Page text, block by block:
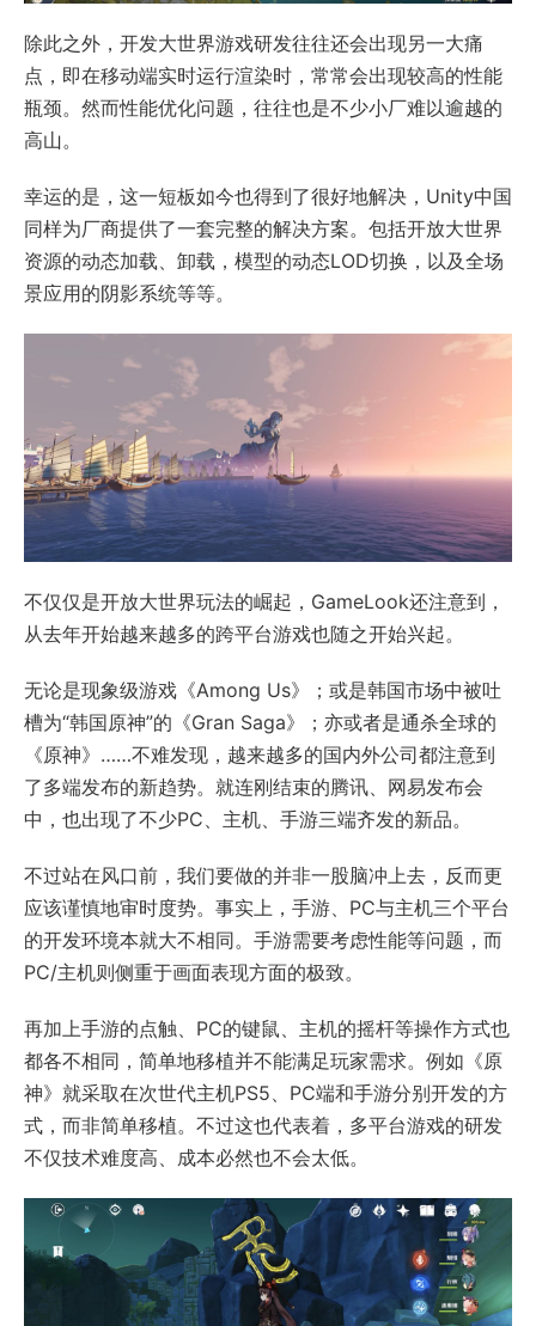
除此之外，开发大世界游戏研发往往还会出现另一大痛
点，即在移动端实时运行渲染时，常常会出现较高的性能
瓶颈。然而性能优化问题，往往也是不少小厂难以逾越的
高山。
幸运的是，这一短板如今也得到了很好地解决，Unity中国
同样为厂商提供了一套完整的解决方案。包括开放大世界
资源的动态加载、卸载，模型的动态LOD切换，以及全场
景应用的阴影系统等等。
不仅仅是开放大世界玩法的崛起，GameLook还注意到，
从去年开始越来越多的跨平台游戏也随之开始兴起。
无论是现象级游戏《Among Us》；或是韩国市场中被吐
槽为“韩国原神”的《Gran Saga》；亦或者是通杀全球的
《原神》……不难发现，越来越多的国内外公司都注意到
了多端发布的新趋势。就连刚结束的腾讯、网易发布会
中，也出现了不少PC、主机、手游三端齐发的新品。
不过站在风口前，我们要做的并非一股脑冲上去，反而更
应该谨慎地审时度势。事实上，手游、PC与主机三个平台
的开发环境本就大不相同。手游需要考虑性能等问题，而
PC/主机则侧重于画面表现方面的极致。
再加上手游的点触、PC的键鼠、主机的摇杆等操作方式也
都各不相同，简单地移植并不能满足玩家需求。例如《原
神》就采取在次世代主机PS5、PC端和手游分别开发的方
式，而非简单移植。不过这也代表着，多平台游戏的研发
不仅技术难度高、成本必然也不会太低。